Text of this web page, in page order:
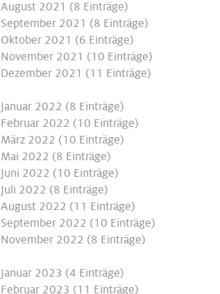
August 2021 (8 Einträge)
September 2021 (8 Einträge)
Oktober 2021 (6 Einträge)
November 2021 (10 Einträge)
Dezember 2021 (11 Einträge)
Januar 2022 (8 Einträge)
Februar 2022 (10 Einträge)
März 2022 (10 Einträge)
Mai 2022 (8 Einträge)
Juni 2022 (10 Einträge)
Juli 2022 (8 Einträge)
August 2022 (11 Einträge)
September 2022 (10 Einträge)
November 2022 (8 Einträge)
Januar 2023 (4 Einträge)
Februar 2023 (11 Einträge)